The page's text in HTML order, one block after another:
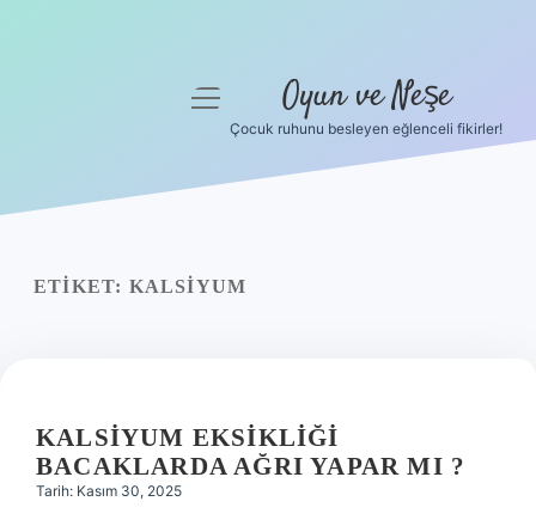
Yasal Uyarı
menüyü
Oyun ve Neşe
Çocuk ruhunu besleyen eğlenceli fikirler!
ETIKET: KALSIYUM
KALSIYUM EKSIKLIĞI
BACAKLARDA AĞRI YAPAR MI ?
Tarih: Kasım 30, 2025